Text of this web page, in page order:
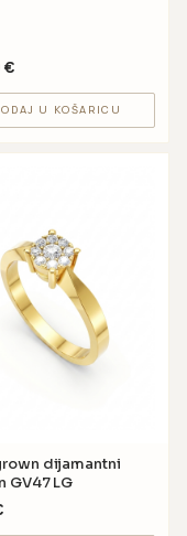
€
U KOŠARICU
dijamantni
GV47 LG